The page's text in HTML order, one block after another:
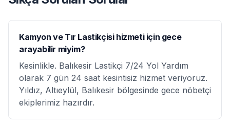
Kamyon ve Tır Lastikçisi hizmeti için gece
arayabilir miyim?
Kesinlikle. Balıkesir Lastikçi 7/24 Yol Yardım
olarak 7 gün 24 saat kesintisiz hizmet veriyoruz.
Yıldız, Altıeylül, Balıkesir bölgesinde gece nöbetçi
ekiplerimiz hazırdır.